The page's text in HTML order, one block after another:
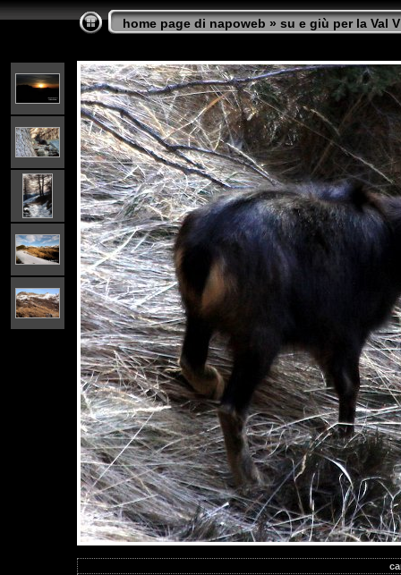
home page di napoweb » su e giù per la Val